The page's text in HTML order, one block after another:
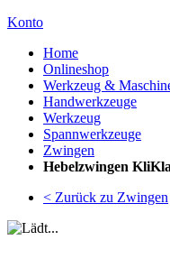
Konto
Home
Onlineshop
Werkzeug &
Handwerkzeuge
Werkzeug
Spannwerkzeuge
Zwingen
Hebelzwingen
< Zurück zu Zwingen